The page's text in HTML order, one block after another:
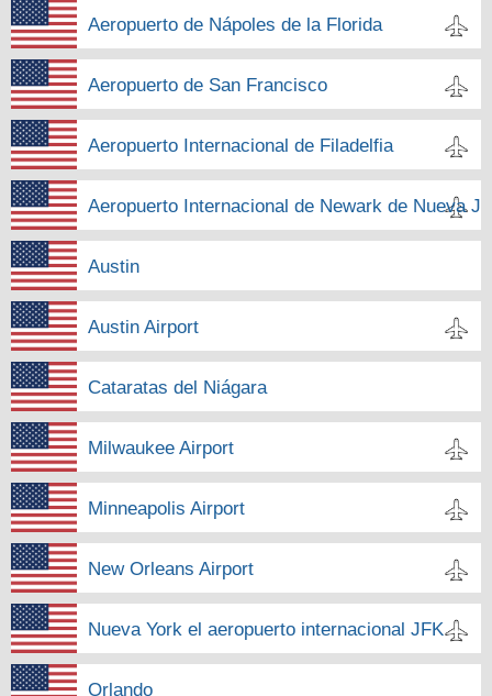
Aeropuerto de Nápoles de la Florida
Aeropuerto de San Francisco
Aeropuerto Internacional de Filadelfia
Aeropuerto Internacional de Newark de Nueva
Austin
Austin Airport
Cataratas del Niágara
Milwaukee Airport
Minneapolis Airport
New Orleans Airport
Nueva York el aeropuerto internacional JFK
Orlando